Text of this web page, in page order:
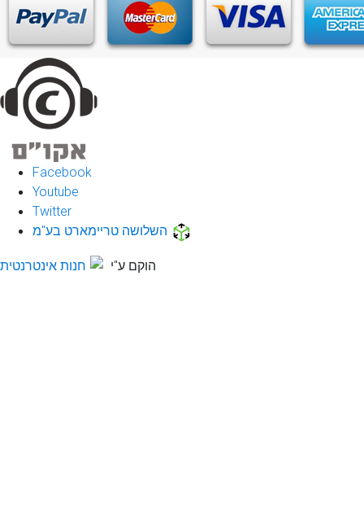
Facebook
Youtube
Twitter
השלושה טריימארט בע"מ
הוקם ע"י חנות אינטרנטית